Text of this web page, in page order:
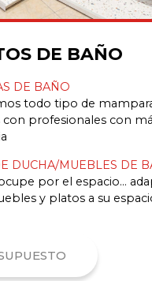
DE BAÑO
DE BAÑO
todo tipo de
profesionales con
DUCHA/MUEBLES DE
por el espacio…
y platos a su